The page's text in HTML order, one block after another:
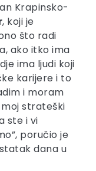
Krapinsko-
, koji je
što radi
ako itko ima
ima ljudi koji
karijere i to
i moram
strateški
ste i vi
poručio je
dana u